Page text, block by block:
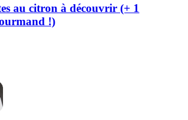
au citron à découvrir (+ 1
!)